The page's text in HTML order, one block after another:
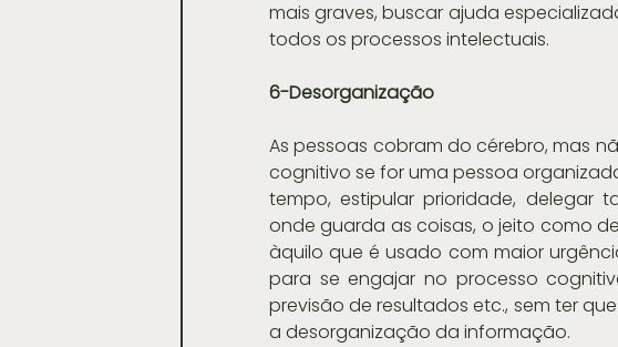
mais graves, buscar ajuda
todos os processos intelectuais.
6-Desorganização
As pessoas cobram do cérebro, mas
cognitivo se for uma pessoa
tempo, estipular prioridade, delegar
onde guarda as coisas, o jeito como
àquilo que é usado com maior
para se engajar no processo
previsão de resultados etc., sem ter
a desorganização da informação.